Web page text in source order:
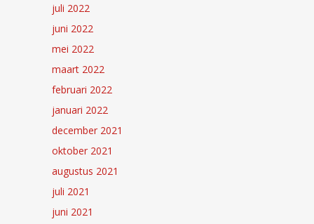
juli 2022
juni 2022
mei 2022
maart 2022
februari 2022
januari 2022
december 2021
oktober 2021
augustus 2021
juli 2021
juni 2021